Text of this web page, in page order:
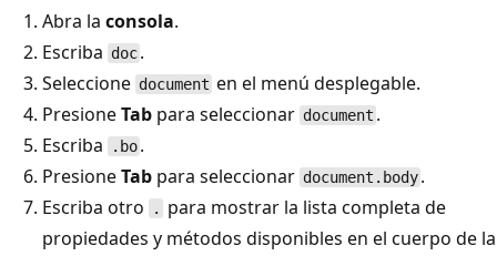
Abra la consola.
Escriba doc .
Seleccione document en el menú desplegable.
PresioneTab para seleccionar document .
Escriba
.bo .
PresioneTab para seleccionar document.body .
Escriba otro
.
para mostrar la lista completa de
propiedades y métodos disponibles en el cuerpo de la